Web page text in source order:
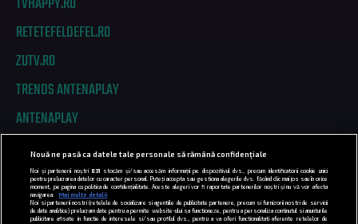
RETETEFELDEFEL.RO
ZUTV.RO
TRENDS ANTENAPLAY
ANTENAPLAY
PRIVACY
COD DEONTOLOGIC
Nouă ne pasă ca datele tale personale să rămână confidențiale
Noi și partenerii noștri 831
stocăm și/sau accesăm informații pe dispozitivul dvs., precum identificatorii cookie unici
pentru prelucrarea datelor cu caracter personal. Puteți accepta sau gestiona alegerile dvs. făcând clic mai jos sau în orice
moment, pe pagina cu politica de confidențialitate. Aceste alegeri vor fi raportate partenerilor noștri și nu vă vor afecta
navigarea.
Mai multe detalii
Noi si partenerii nostri (retelele de socializare si agentiile de publicitate partenere, precum si furnizorii nostri de servicii
de date analitice) prelucram date pentru a permite website-ului sa functioneze, pentru a personaliza continutul si anunturile
publicitare afisate in functie de interesele si/sau profilul dvs., pentru a va oferi functionalitati aferente retelelor de